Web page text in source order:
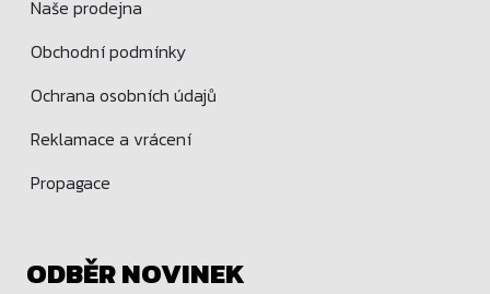
Naše prodejna
Obchodní podmínky
Ochrana osobních údajů
Reklamace a vrácení
Propagace
ODBĚR NOVINEK